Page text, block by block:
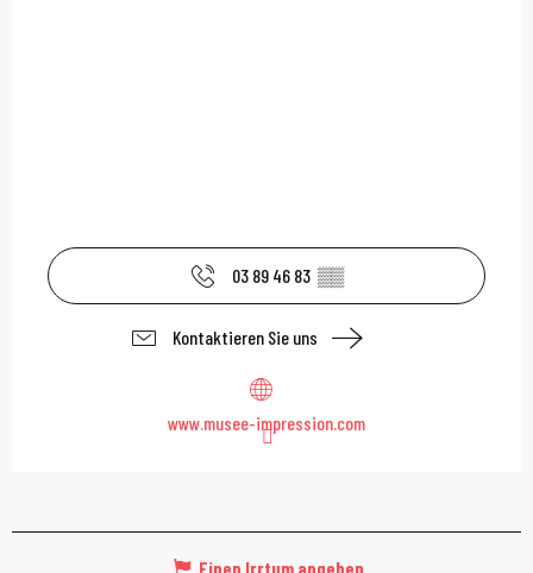
03 89 46 83 ▒▒
Kontaktieren Sie uns
www.musee-impression.com
Einen Irrtum angeben